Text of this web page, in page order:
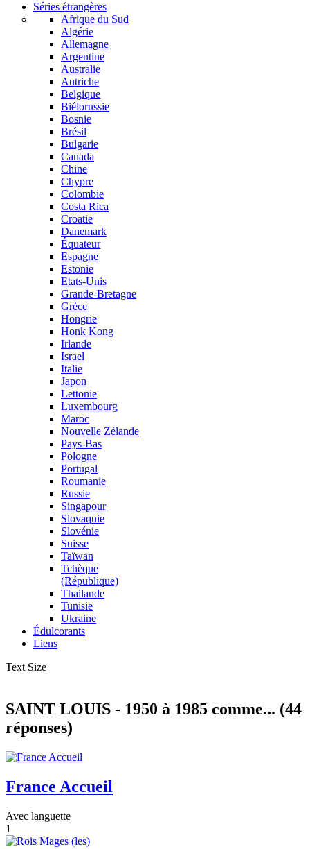
Séries étrangères
Afrique du Sud
Algérie
Allemagne
Argentine
Australie
Autriche
Belgique
Biélorussie
Bosnie
Brésil
Bulgarie
Canada
Chine
Chypre
Colombie
Costa Rica
Croatie
Danemark
Équateur
Espagne
Estonie
Etats-Unis
Grande-Bretagne
Grèce
Hongrie
Honk Kong
Irlande
Israel
Italie
Japon
Lettonie
Luxembourg
Maroc
Nouvelle Zélande
Pays-Bas
Pologne
Portugal
Roumanie
Russie
Singapour
Slovaquie
Slovénie
Suisse
Taïwan
Tchèque
(République)
Thailande
Tunisie
Ukraine
Édulcorants
Liens
Text Size
SAINT LOUIS - 1950 à 1985 comme... (44
réponses)
France Accueil
Avec languette
1